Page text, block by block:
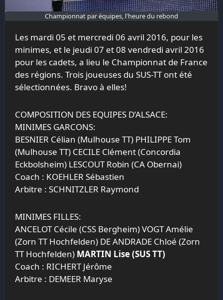
Championnat par équipes, l'heure du rebond
Les mardi 05 et mercredi 06 avril 2016, pour les
minimes, et le jeudi 07 et 08 vendredi avril 2016
pour les cadets, a lieu le Championnat de France
des régions. Trois joueuses du SUS-TT ont été
sélectionnées. Bravo à elles!
COMPOSITION DES EQUIPES D’ALSACE:
MINIMES GARCONS:
BESNIER Célian (Mulhouse TT) PHILIPPE Tom
(Mulhouse TT) CECILE Clément (Concordia
Eckbolsheim) LESCOUT Robin (CA Obernai)
Coach : KOEHLER Sébastien
Arbitre : SCHNITZLER Raymond
MINIMES FILLES:
ANCELOT Cécile (CSS Bergheim) VOGT Amélie
(Zorn TT Hochfelden) DE ANDRADE Chloé (Zorn
TT Hochfelden) MARTIN Lise (SUS TT)
Coach : RICHERT Jérôme
Arbitre : DEMEER Maryse